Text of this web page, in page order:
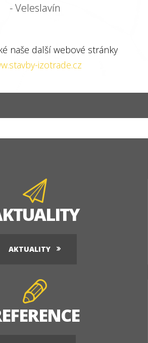
- Veleslavín
naše další webové stránky
izotrade.cz
AKTUALITY